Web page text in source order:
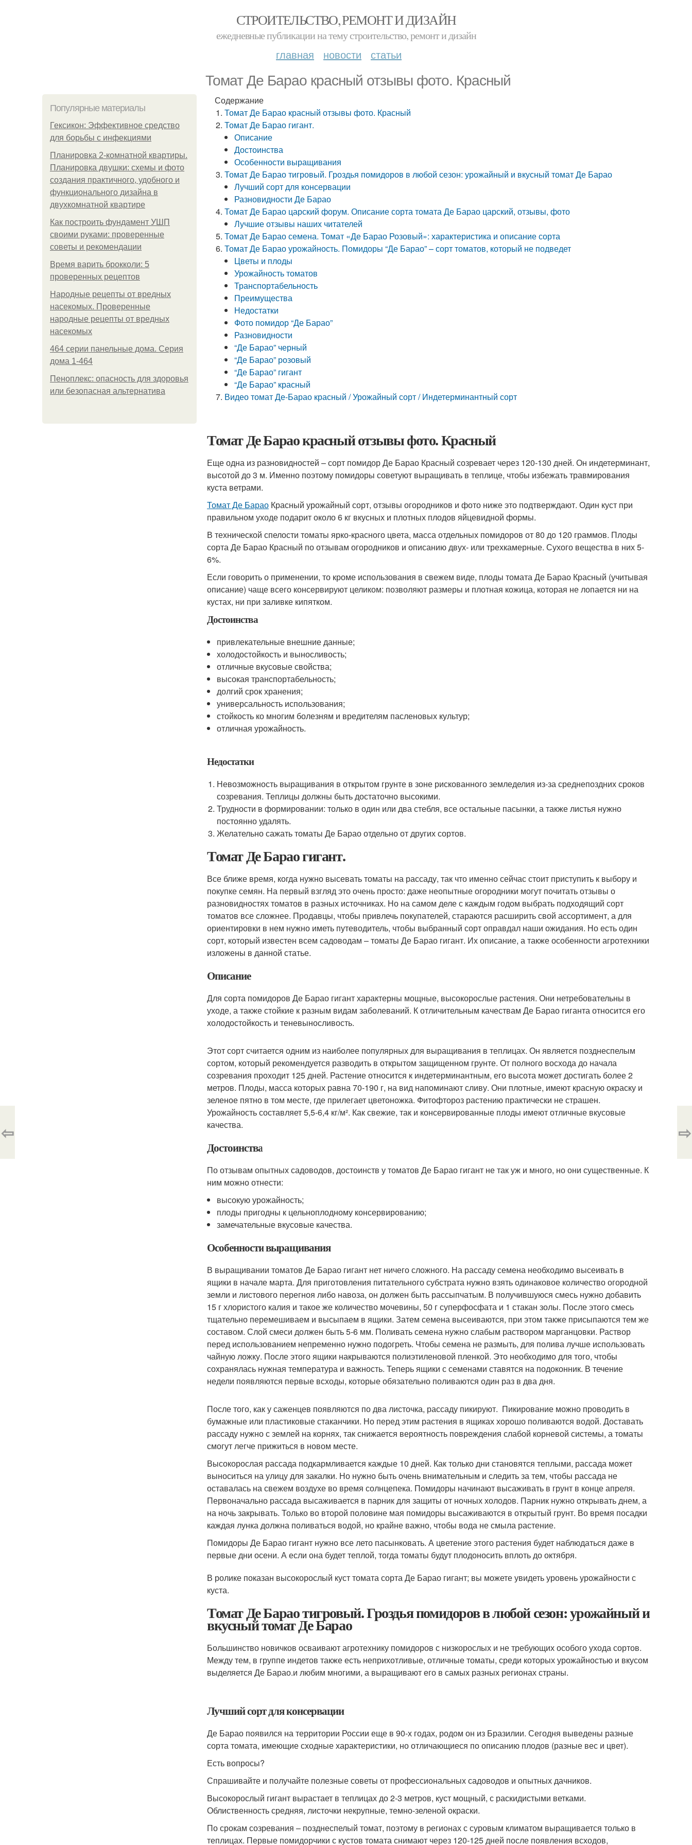
СТРОИТЕЛЬСТВО, РЕМОНТ И ДИЗАЙН
ежедневные публикации на тему строительство, ремонт и дизайн
главная новости статьи
Томат Де Барао красный отзывы фото. Красный
Популярные материалы
Гексикон: Эффективное средство
для борьбы с инфекциями
Планировка 2-комнатной квартиры.
Планировка двушки: схемы и фото
создания практичного, удобного и
функционального дизайна в
двухкомнатной квартире
Как построить фундамент УШП
своими руками: проверенные
советы и рекомендации
Время варить брокколи: 5
проверенных рецептов
Народные рецепты от вредных
насекомых. Проверенные
народные рецепты от вредных
насекомых
464 серии панельные дома. Серия
дома 1-464
Пеноплекс: опасность для здоровья
или безопасная альтернатива
Содержание
Томат Де Барао красный отзывы фото. Красный
Томат Де Барао гигант.
Описание
Достоинства
Особенности выращивания
Томат Де Барао тигровый. Гроздья помидоров в любой сезон: урожайный и вкусный томат Де Барао
Лучший сорт для консервации
Разновидности Де Барао
Томат Де Барао царский форум. Описание сорта томата Де Барао царский, отзывы, фото
Лучшие отзывы наших читателей
Томат Де Барао семена. Томат «Де Барао Розовый»: характеристика и описание сорта
Томат Де Барао урожайность. Помидоры “Де Барао” – сорт томатов, который не подведет
Цветы и плоды
Урожайность томатов
Транспортабельность
Преимущества
Недостатки
Фото помидор “Де Барао”
Разновидности
“Де Барао” черный
“Де Барао” розовый
“Де Барао” гигант
“Де Барао” красный
Видео томат Де-Барао красный / Урожайный сорт / Индетерминантный сорт
Томат Де Барао красный отзывы фото. Красный
Еще одна из разновидностей – сорт помидор Де Барао Красный созревает через 120-130 дней. Он индетерминант,
высотой до 3 м. Именно поэтому помидоры советуют выращивать в теплице, чтобы избежать травмирования
куста ветрами.
Томат Де Барао Красный урожайный сорт, отзывы огородников и фото ниже это подтверждают. Один куст при
правильном уходе подарит около 6 кг вкусных и плотных плодов яйцевидной формы.
В технической спелости томаты ярко-красного цвета, масса отдельных помидоров от 80 до 120 граммов. Плоды
сорта Де Барао Красный по отзывам огородников и описанию двух- или трехкамерные. Сухого вещества в них 5-
6%.
Если говорить о применении, то кроме использования в свежем виде, плоды томата Де Барао Красный (учитывая
описание) чаще всего консервируют целиком: позволяют размеры и плотная кожица, которая не лопается ни на
кустах, ни при заливке кипятком.
Достоинства
привлекательные внешние данные;
холодостойкость и выносливость;
отличные вкусовые свойства;
высокая транспортабельность;
долгий срок хранения;
универсальность использования;
стойкость ко многим болезням и вредителям пасленовых культур;
отличная урожайность.
Недостатки
Невозможность выращивания в открытом грунте в зоне рискованного земледелия из-за среднепоздних сроков
созревания. Теплицы должны быть достаточно высокими.
Трудности в формировании: только в один или два стебля, все остальные пасынки, а также листья нужно
постоянно удалять.
Желательно сажать томаты Де Барао отдельно от других сортов.
Томат Де Барао гигант.
Все ближе время, когда нужно высевать томаты на рассаду, так что именно сейчас стоит приступить к выбору и
покупке семян. На первый взгляд это очень просто: даже неопытные огородники могут почитать отзывы о
разновидностях томатов в разных источниках. Но на самом деле с каждым годом выбрать подходящий сорт
томатов все сложнее. Продавцы, чтобы привлечь покупателей, стараются расширить свой ассортимент, а для
ориентировки в нем нужно иметь путеводитель, чтобы выбранный сорт оправдал наши ожидания. Но есть один
сорт, который известен всем садоводам – томаты Де Барао гигант. Их описание, а также особенности агротехники
изложены в данной статье.
Описание
Для сорта помидоров Де Барао гигант характерны мощные, высокорослые растения. Они нетребовательны в
уходе, а также стойкие к разным видам заболеваний. К отличительным качествам Де Барао гиганта относится его
холодостойкость и теневыносливость.
Этот сорт считается одним из наиболее популярных для выращивания в теплицах. Он является позднеспелым
сортом, который рекомендуется разводить в открытом защищенном грунте. От полного восхода до начала
созревания проходит 125 дней. Растение относится к индетерминантным, его высота может достигать более 2
метров. Плоды, масса которых равна 70-190 г, на вид напоминают сливу. Они плотные, имеют красную окраску и
зеленое пятно в том месте, где прилегает цветоножка. Фитофтороз растению практически не страшен.
Урожайность составляет 5,5-6,4 кг/м². Как свежие, так и консервированные плоды имеют отличные вкусовые
качества.
Достоинства
По отзывам опытных садоводов, достоинств у томатов Де Барао гигант не так уж и много, но они существенные. К
ним можно отнести:
высокую урожайность;
плоды пригодны к цельноплодному консервированию;
замечательные вкусовые качества.
Особенности выращивания
В выращивании томатов Де Барао гигант нет ничего сложного. На рассаду семена необходимо высеивать в
ящики в начале марта. Для приготовления питательного субстрата нужно взять одинаковое количество огородной
земли и листового перегноя либо навоза, он должен быть рассыпчатым. В получившуюся смесь нужно добавить
15 г хлористого калия и такое же количество мочевины, 50 г суперфосфата и 1 стакан золы. После этого смесь
тщательно перемешиваем и высыпаем в ящики. Затем семена высеиваются, при этом также присыпаются тем же
составом. Слой смеси должен быть 5-6 мм. Поливать семена нужно слабым раствором марганцовки. Раствор
перед использованием непременно нужно подогреть. Чтобы семена не размыть, для полива лучше использовать
чайную ложку. После этого ящики накрываются полиэтиленовой пленкой. Это необходимо для того, чтобы
сохранялась нужная температура и важность. Теперь ящики с семенами ставятся на подоконник. В течение
недели появляются первые всходы, которые обязательно поливаются один раз в два дня.
После того, как у саженцев появляются по два листочка, рассаду пикируют. Пикирование можно проводить в
бумажные или пластиковые стаканчики. Но перед этим растения в ящиках хорошо поливаются водой. Доставать
рассаду нужно с землей на корнях, так снижается вероятность повреждения слабой корневой системы, а томаты
смогут легче прижиться в новом месте.
Высокорослая рассада подкармливается каждые 10 дней. Как только дни становятся теплыми, рассада может
выноситься на улицу для закалки. Но нужно быть очень внимательным и следить за тем, чтобы рассада не
оставалась на свежем воздухе во время солнцепека. Помидоры начинают высаживать в грунт в конце апреля.
Первоначально рассада высаживается в парник для защиты от ночных холодов. Парник нужно открывать днем, а
на ночь закрывать. Только во второй половине мая помидоры высаживаются в открытый грунт. Во время посадки
каждая лунка должна поливаться водой, но крайне важно, чтобы вода не смыла растение.
Помидоры Де Барао гигант нужно все лето пасынковать. А цветение этого растения будет наблюдаться даже в
первые дни осени. А если она будет теплой, тогда томаты будут плодоносить вплоть до октября.
В ролике показан высокорослый куст томата сорта Де Барао гигант; вы можете увидеть уровень урожайности с
куста.
Томат Де Барао тигровый. Гроздья помидоров в любой сезон: урожайный и
вкусный томат Де Барао
Большинство новичков осваивают агротехнику помидоров с низкорослых и не требующих особого ухода сортов.
Между тем, в группе индетов также есть неприхотливые, отличные томаты, среди которых урожайностью и вкусом
выделяется Де Барао.и любим многими, а выращивают его в самых разных регионах страны.
Лучший сорт для консервации
Де Барао появился на территории России еще в 90-х годах, родом он из Бразилии. Сегодня выведены разные
сорта томата, имеющие сходные характеристики, но отличающиеся по описанию плодов (разные вес и цвет).
Есть вопросы?
Спрашивайте и получайте полезные советы от профессиональных садоводов и опытных дачников.
Высокорослый гигант вырастает в теплицах до 2-3 метров, куст мощный, с раскидистыми ветками.
Облиственность средняя, листочки некрупные, темно-зеленой окраски.
По срокам созревания – позднеспелый томат, поэтому в регионах с суровым климатом выращивается только в
теплицах. Первые помидорчики с кустов томата снимают через 120-125 дней после появления всходов,
⇦ ⇨